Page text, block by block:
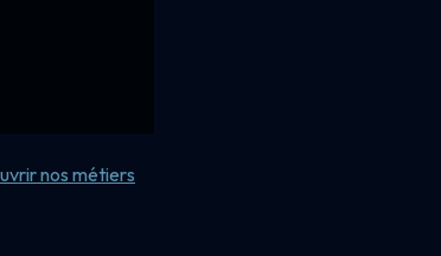
nos métiers